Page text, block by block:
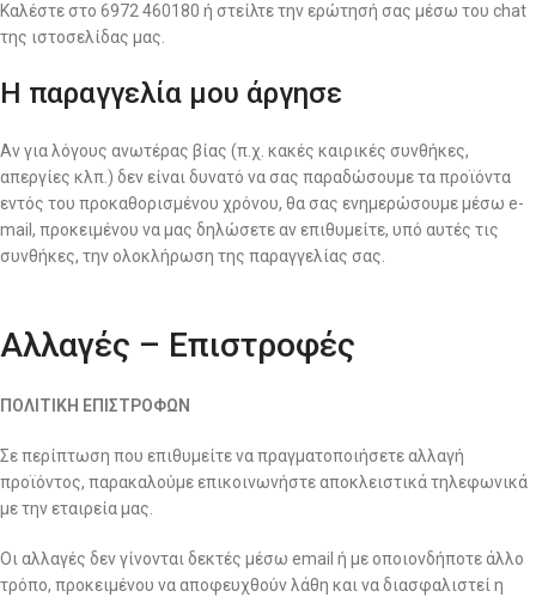
Καλέστε στο 6972 460180 ή στείλτε την ερώτησή σας μέσω του chat
της ιστοσελίδας μας.
Η παραγγελία μου άργησε
Αν για λόγους ανωτέρας βίας (π.χ. κακές καιρικές συνθήκες,
απεργίες κλπ.) δεν είναι δυνατό να σας παραδώσουμε τα προϊόντα
εντός του προκαθορισμένου χρόνου, θα σας ενημερώσουμε μέσω e-
mail, προκειμένου να μας δηλώσετε αν επιθυμείτε, υπό αυτές τις
συνθήκες, την ολοκλήρωση της παραγγελίας σας.
Αλλαγές – Επιστροφές
ΠΟΛΙΤΙΚΗ ΕΠΙΣΤΡΟΦΩΝ
Σε περίπτωση που επιθυμείτε να πραγματοποιήσετε αλλαγή
προϊόντος, παρακαλούμε επικοινωνήστε αποκλειστικά τηλεφωνικά
με την εταιρεία μας.
Οι αλλαγές δεν γίνονται δεκτές μέσω email ή με οποιονδήποτε άλλο
τρόπο, προκειμένου να αποφευχθούν λάθη και να διασφαλιστεί η